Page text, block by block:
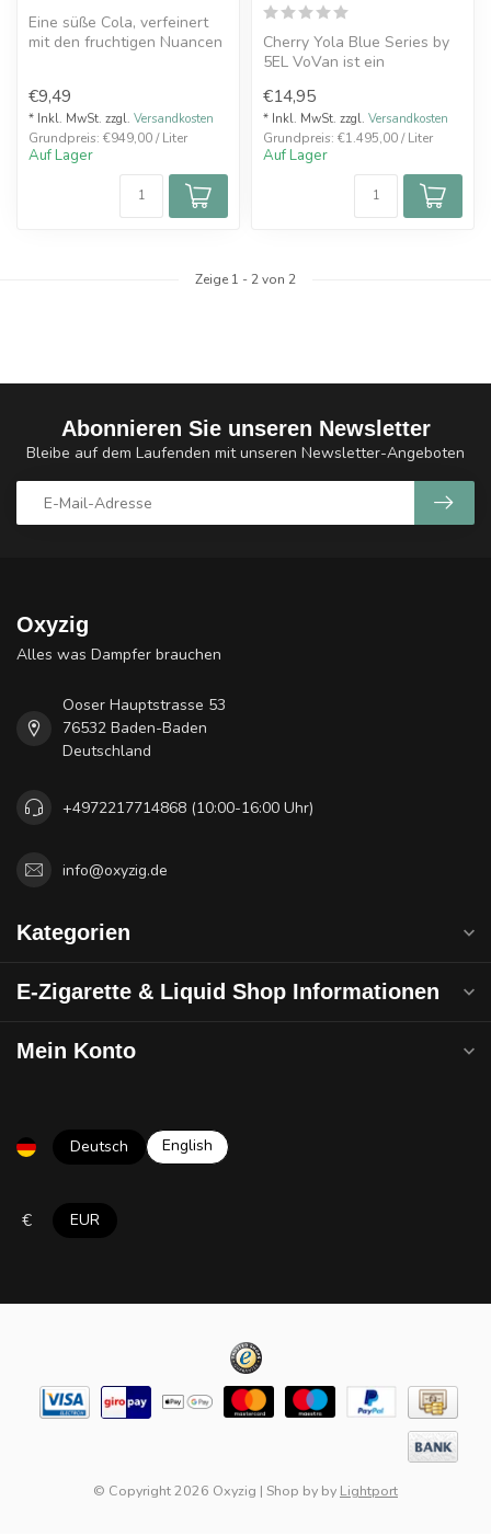
Eine süße Cola, verfeinert
mit den fruchtigen Nuancen
€9,49
* Inkl. MwSt. zzgl. Versandkosten
Grundpreis: €949,00 / Liter
Auf Lager
Cherry Yola Blue Series by
5EL VoVan ist ein
saftigen Kir...
€14,95
* Inkl. MwSt. zzgl. Versandkosten
Grundpreis: €1.495,00 / Liter
Auf Lager
Zeige 1 - 2von 2
Abonnieren Sie unseren Newsletter
Bleibe auf dem Laufenden mit unseren Newsletter-Angeboten
Oxyzig
Alles was Dampfer brauchen
Ooser Hauptstrasse 53
76532 Baden-Baden
Deutschland
+4972217714868 (10:00-16:00 Uhr)
info@oxyzig.de
Kategorien
E-Zigarette & Liquid Shop Informationen
Mein Konto
Deutsch English
€ EUR
© Copyright 2026 Oxyzig | Shop by by Lightport